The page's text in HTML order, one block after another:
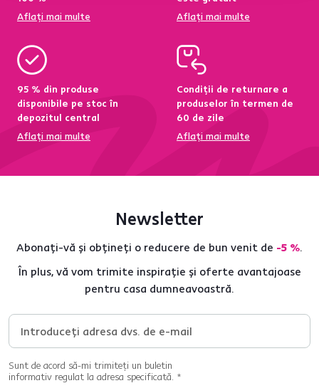
Aflați mai multe
Aflați mai multe
95 % din produse
disponibile pe stoc în
depozitul central
Aflați mai multe
Condiții de returnare a
produselor în termen de
60 de zile
Aflați mai multe
Newsletter
Abonați-vă și obțineți o reducere de bun venit de -5 %.
În plus, vă vom trimite inspirație și oferte avantajoase
pentru casa dumneavoastră.
Sunt de acord să-mi trimiteți un buletin
informativ regulat la adresa specificată. *